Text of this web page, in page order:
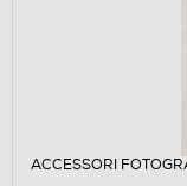
ACCESSORI